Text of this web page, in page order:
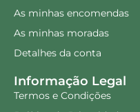
As minhas encomendas
As minhas moradas
Detalhes da conta
Informação Legal
Termos e Condições